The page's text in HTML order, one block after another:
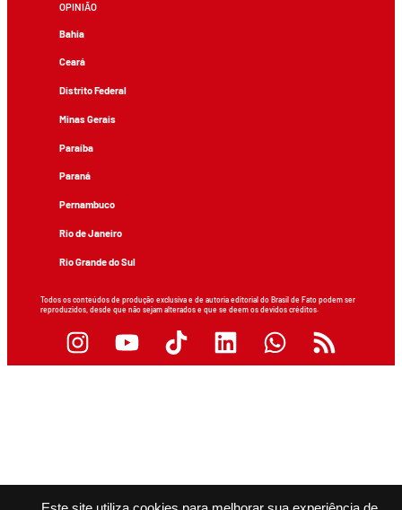
OPINIÃO
Bahia
Ceará
Distrito Federal
Minas Gerais
Paraíba
Paraná
Pernambuco
Rio de Janeiro
Rio Grande do Sul
Todos os conteúdos de produção exclusiva e de autoria editorial do Brasil de Fato podem ser
reproduzidos, desde que não sejam alterados e que se deem os devidos créditos.